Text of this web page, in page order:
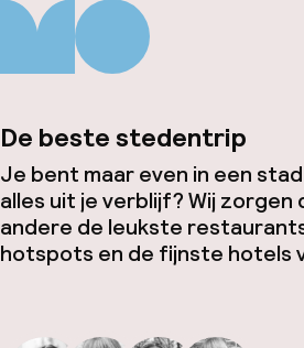
De beste stedentrip
Je bent maar even in een
alles uit je verblijf? Wij zorgen
andere de leukste
hotspots en de fijnste hotels